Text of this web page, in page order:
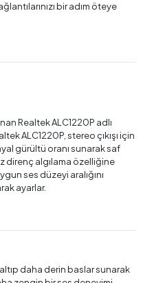
bir adım öteye
Realtek ALC1220P adlı
ALC1220P, stereo çıkışı için
gürültü oranı sunarak saf
direnç algılama özelliğine
ses düzeyi aralığını
ayarlar.
daha derin baslar sunarak